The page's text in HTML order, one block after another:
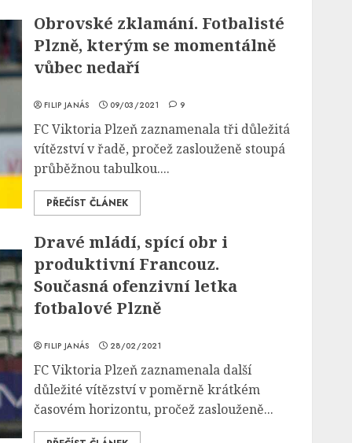
Obrovské zklamání. Fotbalisté
Plzně, kterým se momentálně
vůbec nedaří
FILIP JANÁS 09/03/2021 9
FC Viktoria Plzeň zaznamenala tři důležitá
vítězství v řadě, pročež zaslouženě stoupá
průběžnou tabulkou....
PŘEČÍST ČLÁNEK
Dravé mládí, spící obr i
produktivní Francouz.
Současná ofenzivní letka
fotbalové Plzně
FILIP JANÁS 28/02/2021
FC Viktoria Plzeň zaznamenala další
důležité vítězství v poměrně krátkém
časovém horizontu, pročež zaslouženě...